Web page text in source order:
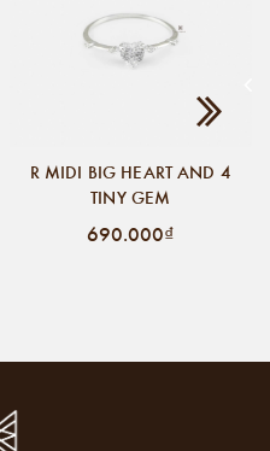
R MIDI BIG HEART AND 4
TINY GEM
690.000₫